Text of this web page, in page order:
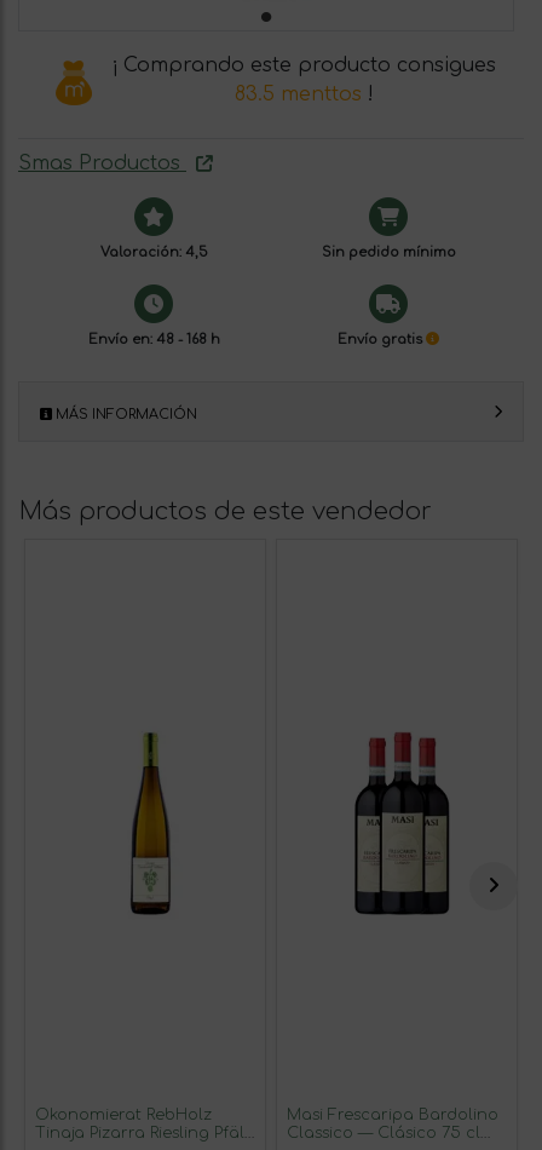
¡ Comprando este producto consigues
83.5 menttos !
Smas Productos
Valoración: 4,5 Sin pedido mínimo
Envío en: 48 - 168 h Envío gratis
MÁS INFORMACIÓN
Más productos de este vendedor
Ökonomierat RebHolz
Tinaja Pizarra Riesling Pfälz
Masi Frescaripa Bardolino
Classico — Clásico 75 cl